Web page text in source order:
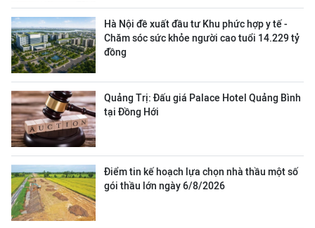
Hà Nội đề xuất đầu tư Khu phức hợp y tế -
Chăm sóc sức khỏe người cao tuổi 14.229 tỷ
đồng
Quảng Trị: Đấu giá Palace Hotel Quảng Bình
tại Đồng Hới
Điểm tin kế hoạch lựa chọn nhà thầu một số
gói thầu lớn ngày 6/8/2026